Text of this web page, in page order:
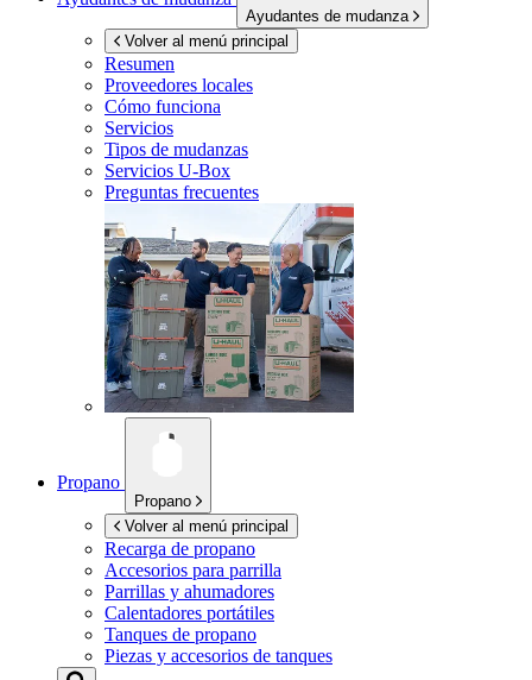
Ayudantes de mudanza
Volver al menú principal
Resumen
Proveedores locales
Cómo funciona
Servicios
Tipos de mudanzas
Servicios U-Box
Preguntas frecuentes
Propano
Propano
Volver al menú principal
Recarga de propano
Accesorios para parrilla
Parrillas y ahumadores
Calentadores portátiles
Tanques de propano
Piezas y accesorios de tanques